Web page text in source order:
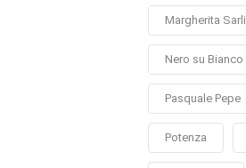
Margherita Sarli
Nero su Bianco
Pasquale Pepe
Potenza